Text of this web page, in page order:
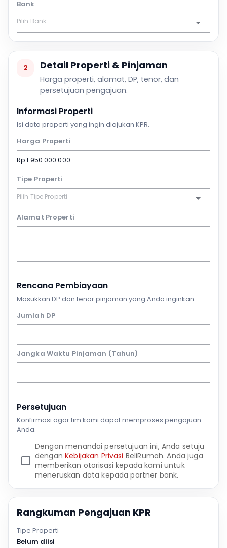
Bank
2 Detail Properti & Pinjaman
Harga properti, alamat, DP, tenor, dan
persetujuan pengajuan.
Informasi Properti
Isi data properti yang ingin diajukan KPR.
Harga Properti
Tipe Properti
Alamat Properti
Rencana Pembiayaan
Masukkan DP dan tenor pinjaman yang Anda inginkan.
Jumlah DP
Jangka Waktu Pinjaman (Tahun)
Persetujuan
Konfirmasi agar tim kami dapat memproses pengajuan
Anda.
Dengan menandai persetujuan ini, Anda setuju
denganKebijakan Privasi BeliRumah. Anda juga
memberikan otorisasi kepada kami untuk
meneruskan data kepada partner bank.
Rangkuman Pengajuan KPR
Tipe Properti
Belum diisi